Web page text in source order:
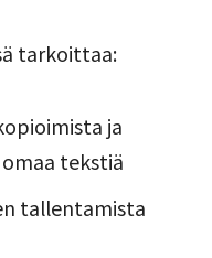
tarkoittaa:
ja
tekstiä
tallentamista